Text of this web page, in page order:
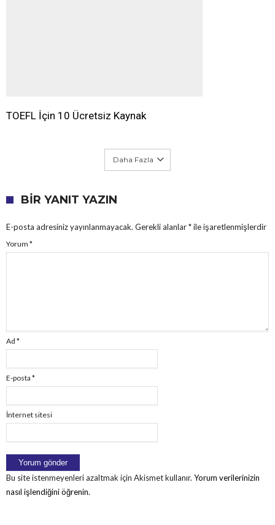
TOEFL İçin 10 Ücretsiz Kaynak
Daha Fazla
BIR YANIT YAZIN
E-posta adresiniz yayınlanmayacak. Gerekli alanlar*ile işaretlenmişlerdir
Yorum *
Ad *
E-posta *
İnternet sitesi
Bu site istenmeyenleri azaltmak için Akismet kullanır. Yorum verilerinizin
nasıl işlendiğini öğrenin.